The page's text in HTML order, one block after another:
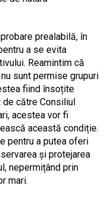
prealabilă, în
a se evita
Reamintim că
sunt permise grupuri
fiind însoțite
către Consiliul
acestea vor fi
această condiție.
pentru a putea oferi
și protejarea
nepermițând prin
mari.